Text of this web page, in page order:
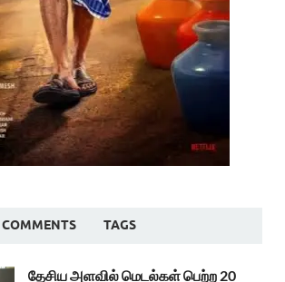
COMMENTS TAGS
தேசிய அளவில் மெடல்கள் பெற்ற 20